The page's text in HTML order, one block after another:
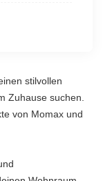
stilvollen
Zuhause suchen.
von Momax und